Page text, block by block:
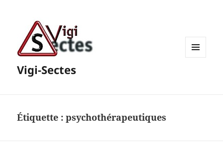
Vigi-Sectes
Étiquette :psychothérapeutiques